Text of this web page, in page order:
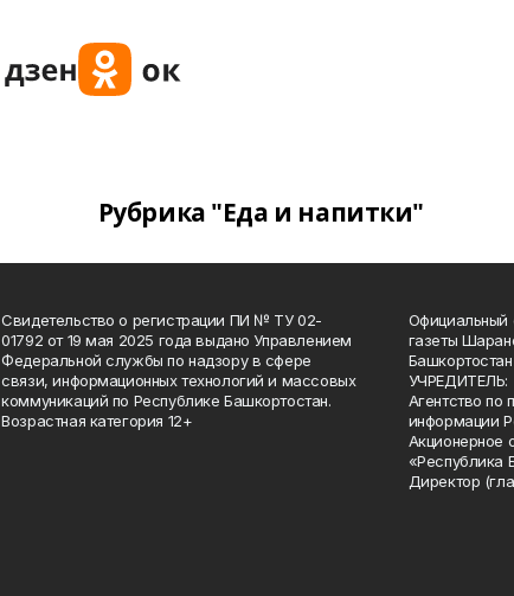
Рубрика "Еда и напитки"
Свидетельство о регистрации ПИ № ТУ 02-
01792 от 19 мая 2025 года выдано Управлением
Федеральной службы по надзору в сфере
связи, информационных технологий и массовых
коммуникаций по Республике Башкортостан.
Возрастная категория 12+
Официальный
газеты
УЧРЕДИТЕЛЬ:
Агентство по
информации
Акционерное
«Республика
Директор